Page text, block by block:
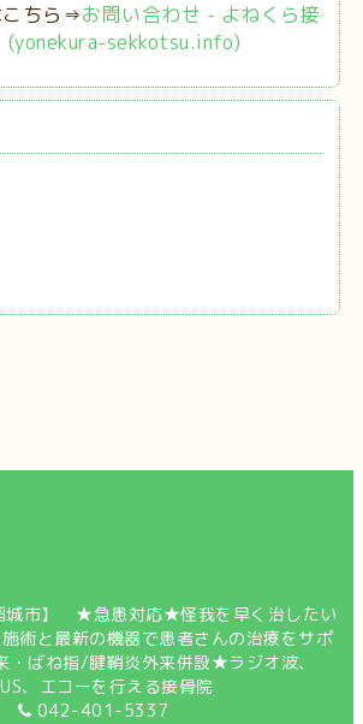
こちら⇒お問い合わせ - よねくら接
(yonekura-sekkotsu.info)
城市】 ★急患対応★怪我を早く治したい
術と最新の機器で患者さんの治療をサポ
ばね指/腱鞘炎外来併設★ラジオ波、
、エコーを行える接骨院
042-401-5337